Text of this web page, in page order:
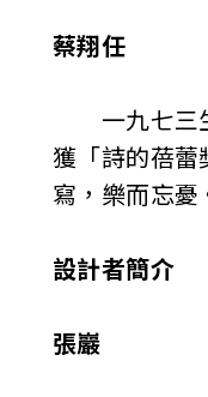
蔡翔任
一九七三
獲「詩的蓓蕾
寫，樂而忘憂
設計者簡介
張巖